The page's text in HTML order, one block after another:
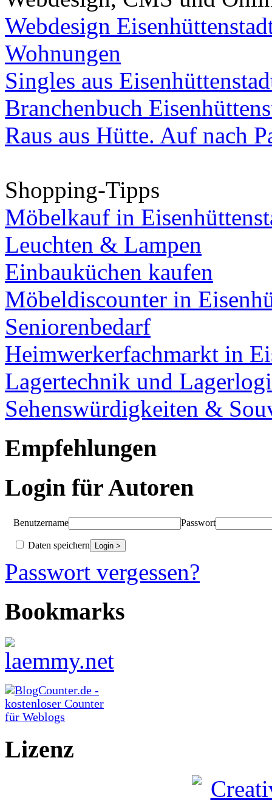
Webdesign
Wohnungen
Singles aus
Branchenbuch
Raus aus Hütte. Auf nach
Shopping-Tipps
Möbelkauf in
Leuchten & Lampen
Einbauküchen kaufen
Möbeldiscounter in
Seniorenbedarf
Heimwerkerfachmarkt in
Lagertechnik und
Sehenswürdigkeiten &
Empfehlungen
Login für Autoren
Benutzername Passwort
Daten speichern
Passwort vergessen?
Bookmarks
Lizenz